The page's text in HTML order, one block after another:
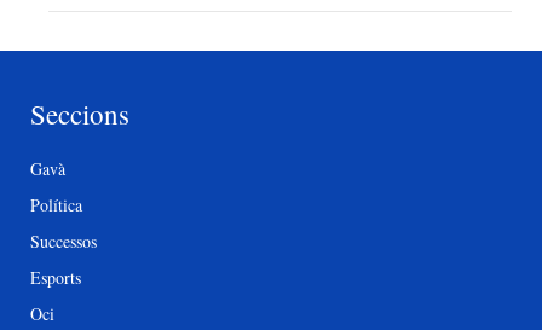
Seccions
Gavà
Política
Successos
Esports
Oci